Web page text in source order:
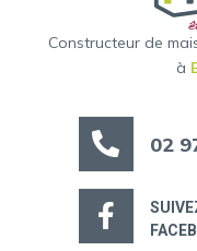
Constructeur de
à
02